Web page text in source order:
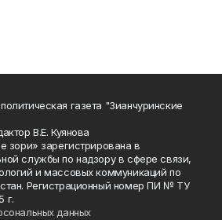
газета "Зианчуринские
В.Е. Куянова
зори» зарегистрирована в
службы по надзору в сфере связи,
и массовых коммуникаций по
Регистрационный номер ПИ № ТУ
г.
данных